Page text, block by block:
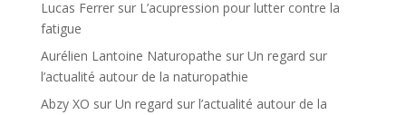
Lucas Ferrersur L’acupression pour lutter contre la
fatigue
Aurélien Lantoine Naturopathe sur Un regard sur
l’actualité autour de la naturopathie
Abzy XO sur Un regard sur l’actualité autour de la